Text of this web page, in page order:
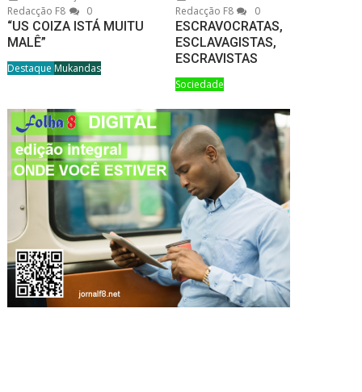
Redacção F8
0
“US COIZA ISTÁ MUITU
MALÊ”
Destaque Mukandas
Redacção F8
0
ESCRAVOCRATAS,
ESCLAVAGISTAS,
ESCRAVISTAS
Sociedade